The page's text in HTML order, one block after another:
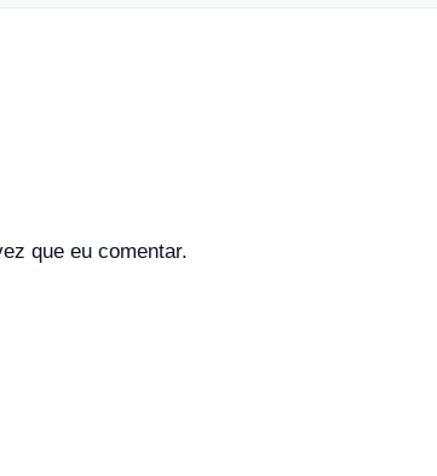
que eu comentar.